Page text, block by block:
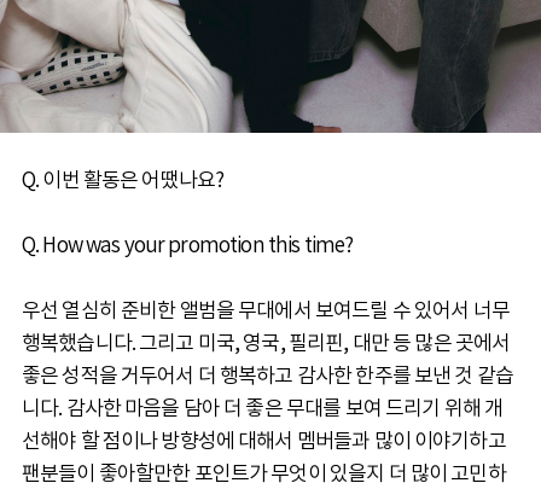
Q. 이번 활동은 어땠나요?
Q. How was your promotion this time?
우선 열심히 준비한 앨범을 무대에서 보여드릴 수 있어서 너무
행복했습니다. 그리고 미국, 영국, 필리핀, 대만 등 많은 곳에서
좋은 성적을 거두어서 더 행복하고 감사한 한주를 보낸 것 같습
니다. 감사한 마음을 담아 더 좋은 무대를 보여 드리기 위해 개
선해야 할 점이나 방향성에 대해서 멤버들과 많이 이야기하고
팬분들이 좋아할만한 포인트가 무엇이 있을지 더 많이 고민하